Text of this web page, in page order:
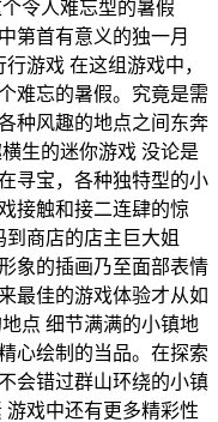
令人难忘型的暑假
第首有意义的独一月
游戏 在这组游戏中，
难忘的暑假。究竟是需
种风趣的地点之间东奔
生的迷你游戏 没论是
寻宝，各种独特型的小
接触和接二连肆的惊
商店的店主巨大姐
象的插画乃至面部表情
最佳的游戏体验才从如
点 细节满满的小镇地
心绘制的当品。在探索
会错过群山环绕的小镇
戏中还有更多精彩性